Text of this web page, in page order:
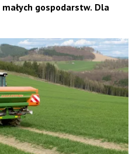
gospodarstw. Dla